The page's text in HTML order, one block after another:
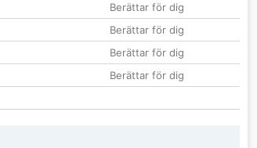
Berättar för dig
Berättar för dig
Berättar för dig
Berättar för dig